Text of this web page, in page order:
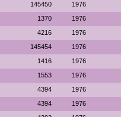
145450 1976
1370 1976
4216 1976
145454 1976
1416 1976
1553 1976
4394 1976
4394 1976